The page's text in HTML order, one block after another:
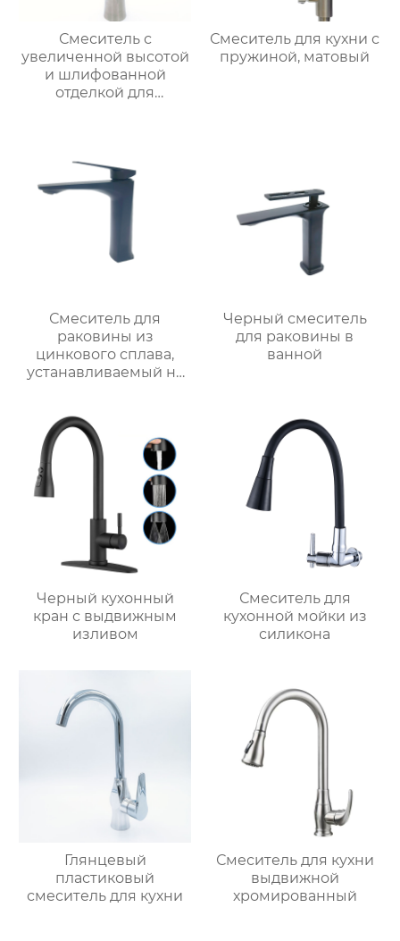
Смеситель с
увеличенной высотой
и шлифованной
отделкой для
Смеситель для кухни с
пружиной, матовый
Смеситель для
раковины из
цинкового сплава,
устанавливаемый на
Черный смеситель
для раковины в
ванной
Черный кухонный
кран с выдвижным
изливом
Смеситель для
кухонной мойки из
силикона
Глянцевый
пластиковый
смеситель для кухни
Смеситель для кухни
выдвижной
хромированный